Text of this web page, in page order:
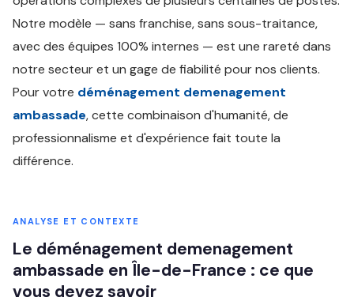
Notre modèle — sans franchise, sans sous-traitance,
avec des équipes 100% internes — est une rareté dans
notre secteur et un gage de fiabilité pour nos clients.
Pour votre déménagement demenagement
ambassade, cette combinaison d'humanité, de
professionnalisme et d'expérience fait toute la
différence.
ANALYSE ET CONTEXTE
Le déménagement demenagement
ambassade en Île-de-France : ce que
vous devez savoir